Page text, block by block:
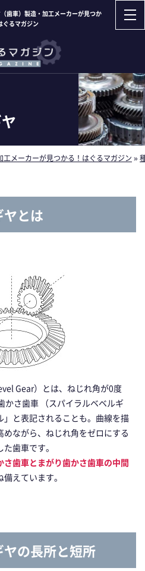
歯車）製造・加工メーカーが見つか
ぐるマガジン
メーカーが見つかる！はぐるマガジン »
とは
Gear）とは、ねじれ角が0度
かさ歯車 （スパイラルベベルギ
と表記されることも。曲線を描
ながら、ねじれ角をゼロにする
歯車です。
さ歯車とまがり歯かさ歯車の中間
えています。
の長所と短所